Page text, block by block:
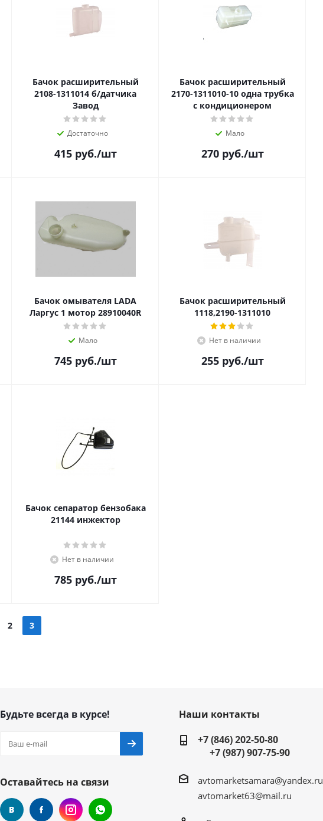
Бачок расширительный
2108-1311014 б/датчика
Завод
Достаточно
415руб./шт
Бачок расширительный
2170-1311010-10 одна трубка
с кондиционером
Мало
270руб./шт
Бачок омывателя LADA
Ларгуc 1 мотор 28910040R
Мало
745руб./шт
Бачок расширительный
1118,2190-1311010
Нет в наличии
255руб./шт
Бачок сепаратор бензобака
21144 инжектор
Нет в наличии
785руб./шт
2 3
Будьте всегда в курсе!
Оставайтесь на связи
Наши контакты
+7 (846) 202-50-80
+7 (987) 907-75-90
avtomarketsamara@yandex.ru
avtomarket63@mail.ru